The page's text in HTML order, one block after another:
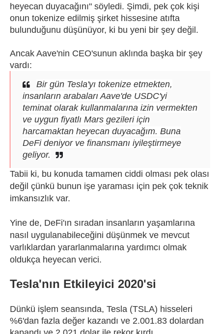
heyecan duyacağını" söyledi. Şimdi, pek çok kişi
onun tokenize edilmiş şirket hissesine atıfta
bulunduğunu düşünüyor, ki bu yeni bir şey değil.
Ancak Aave'nin CEO'sunun aklında başka bir şey
vardı:
Bir gün Tesla'yı tokenize etmekten,
insanların arabaları Aave'de USDC'yi
teminat olarak kullanmalarına izin vermekten
ve uygun fiyatlı Mars gezileri için
harcamaktan heyecan duyacağım. Buna
DeFi deniyor ve finansmanı iyileştirmeye
geliyor.
Tabii ki, bu konuda tamamen ciddi olması pek olası
değil çünkü bunun işe yaraması için pek çok teknik
imkansızlık var.
Yine de, DeFi'ın sıradan insanların yaşamlarına
nasıl uygulanabileceğini düşünmek ve mevcut
varlıklardan yararlanmalarına yardımcı olmak
oldukça heyecan verici.
Tesla'nın Etkileyici 2020'si
Dünkü işlem seansında, Tesla (TSLA) hisseleri
%6'dan fazla değer kazandı ve 2.001.83 dolardan